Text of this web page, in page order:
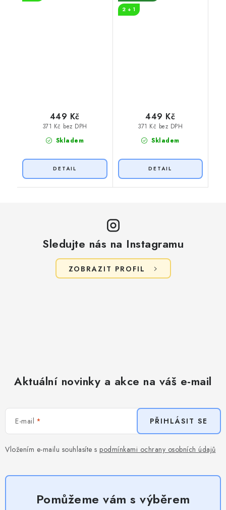
Skladem
371 Kč bez DPH
449 Kč
2 + 1
Skladem
371 Kč bez DPH
449 Kč
Sledujte nás na Instagramu
ZOBRAZIT PROFIL
Aktuální novinky a akce na váš e-mail
E-mail
Vložením e-mailu souhlasíte s podmínkami ochrany osobních údajů
PŘIHLÁSIT SE
Pomůžeme vám s výběrem